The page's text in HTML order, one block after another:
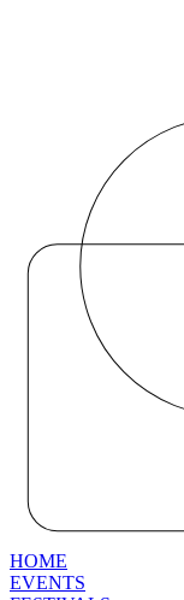
HOME
EVENTS